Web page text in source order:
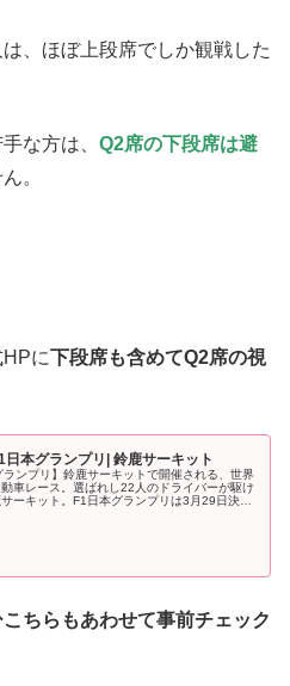
、ほぼ上段席でしか観戦した
な方は、 Q2席の下段席は避
。
に下段席も含めてQ2席の視
日本グランプリ| 鈴鹿サーキット
ランプリ】鈴鹿サーキットで開催される、世界
車レース。選ばれし22人のドライバーが駆け
ーキット。F1日本グランプリは3月29日決
ちらもあわせて事前チェック